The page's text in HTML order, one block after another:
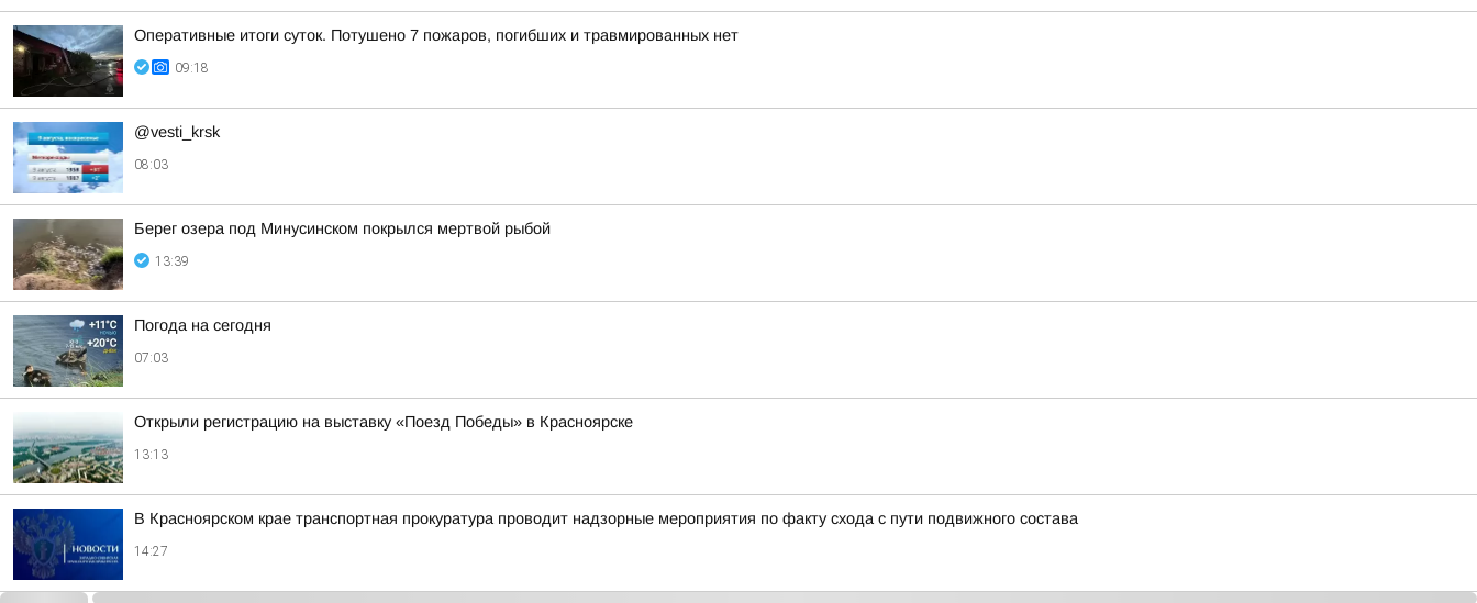
Оперативные итоги суток. Потушено 7 пожаров, погибших и травмированных нет
09:18
@vesti_krsk
08:03
Берег озера под Минусинском покрылся мертвой рыбой
13:39
Погода на сегодня
07:03
Открыли регистрацию на выставку «Поезд Победы» в Красноярске
13:13
В Красноярском крае транспортная прокуратура проводит надзорные мероприятия по факту схода с пути подвижного состава
14:27